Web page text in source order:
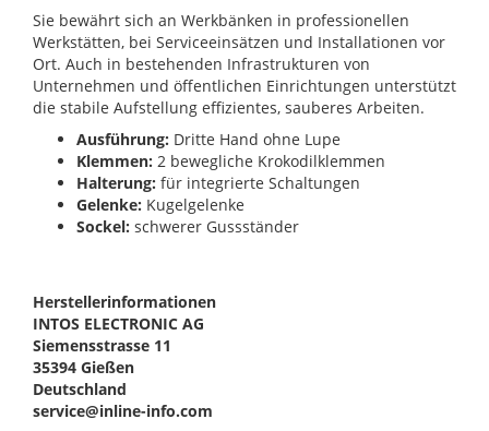
Sie bewährt sich an Werkbänken in professionellen
Werkstätten, bei Serviceeinsätzen und Installationen vor
Ort. Auch in bestehenden Infrastrukturen von
Unternehmen und öffentlichen Einrichtungen unterstützt
die stabile Aufstellung effizientes, sauberes Arbeiten.
Ausführung: Dritte Hand ohne Lupe
Klemmen: 2 bewegliche Krokodilklemmen
Halterung: für integrierte Schaltungen
Gelenke: Kugelgelenke
Sockel: schwerer Gussständer
Herstellerinformationen
INTOS ELECTRONIC AG
Siemensstrasse 11
35394 Gießen
Deutschland
service@inline-info.com